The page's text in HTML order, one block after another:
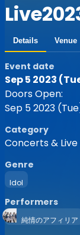
Details Venue
Event date
Sep 5 2023
Doors Open:
Sep 5 2023
Category
Concerts & Live
Genre
Idol
Performers
純情のアフィリア